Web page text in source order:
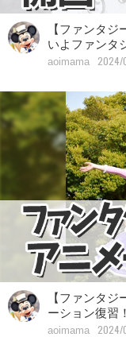
【ファンタ
いよファンタ
aoimama 2024/
【ファンタ
ーション復習！
aoimama 2024/